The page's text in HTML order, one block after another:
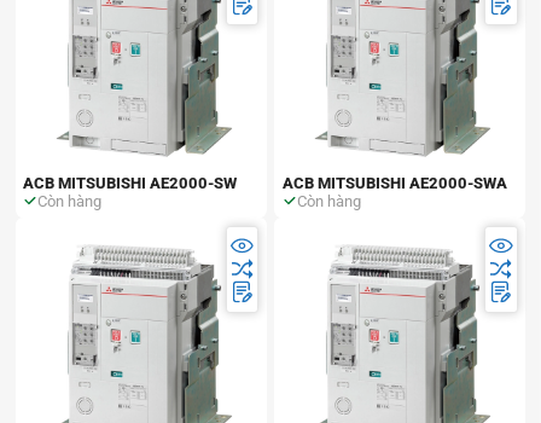
ACB MITSUBISHI AE2000-SW
Còn hàng
ACB MITSUBISHI AE2000-SWA
Còn hàng